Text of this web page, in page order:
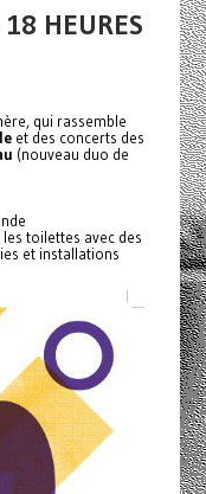
18 HEURES
qui rassemble
et des concerts des
(nouveau duo de
toilettes avec des
et installations